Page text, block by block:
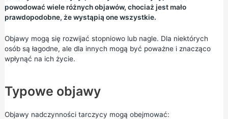
powodować wiele różnych objawów, chociaż jest mało
prawdopodobne, że wystąpią one wszystkie.
Objawy mogą się rozwijać stopniowo lub nagle. Dla niektórych
osób są łagodne, ale dla innych mogą być poważne i znacząco
wpłynąć na ich życie.
Typowe objawy
Objawy nadczynności tarczycy mogą obejmować: